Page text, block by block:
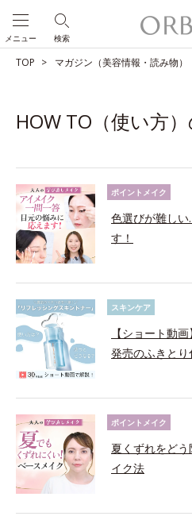
検索
メニュー
TOP マガジン（美容情報・読み物）
HOW TO（使い方
ポイントメイク
色選びが難し
す！
スキンケア
【ショート動
発売のふきと
ポイントメイク
夏くずれをど
イク法